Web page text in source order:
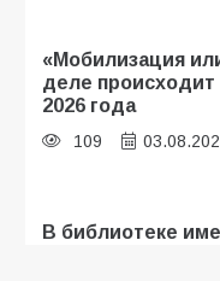
«Мобилизация
деле происходит
2026 года
109
В библиотеке